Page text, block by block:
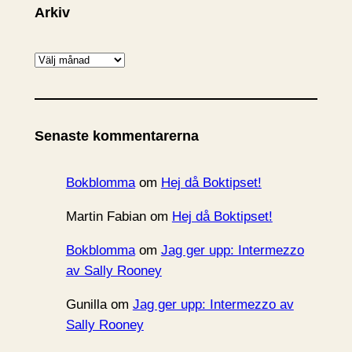
Arkiv
A
k
v
Senaste kommentarerna
Bokblommaom Hej då Boktipset!
Martin Fabianom Hej då Boktipset!
Bokblommaom Jag ger upp: Intermezzo
av Sally Rooney
Gunillaom Jag ger upp: Intermezzo av
Sally Rooney